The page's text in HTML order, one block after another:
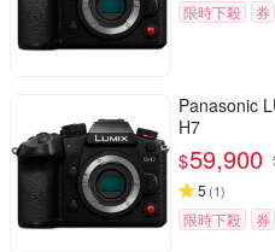
限時下殺
券
Panasonic
H7
$59,900
5 (1)
限時下殺 券